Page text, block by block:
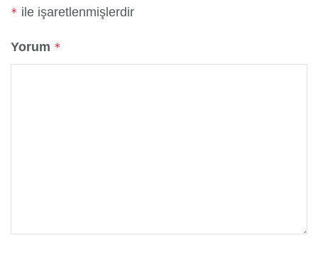
* ile işaretlenmişlerdir
Yorum *